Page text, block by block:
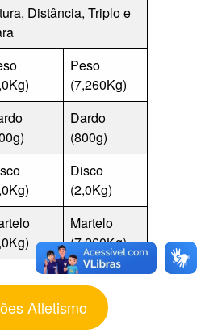
Distância, Triplo e
Peso
(7,260Kg)
Dardo
(800g)
Disco
(2,0Kg)
Martelo
(7,260Kg)
Atletismo